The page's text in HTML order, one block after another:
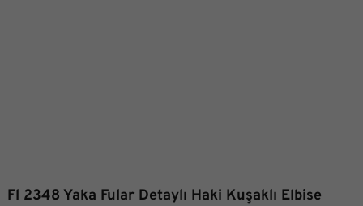
Fl 2348 Yaka Fular Detaylı Haki Kuşaklı Elbise